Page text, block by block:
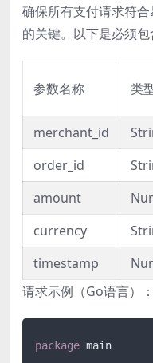
确保所有支付请求符
的关键。以下是必须包
参数名称 类
merchant_id
order_id
amount
currency
timestamp
请求示例（Go语言）：
package main